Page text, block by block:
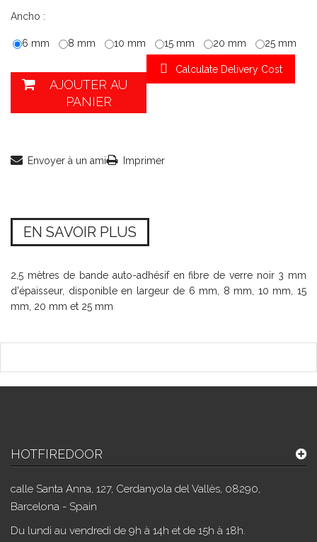
Ancho :
6 mm 8 mm 10 mm 15 mm 20 mm 25 mm
Calculate Delivery Cost
AJOUTER AU
PANIER
Envoyer à un ami Imprimer
EN SAVOIR PLUS
2,5 mètres de bande auto-adhésif en fibre de verre noir 3 mm
d'épaisseur, disponible en largeur de 6 mm, 8 mm, 10 mm, 15
mm, 20 mm et 25 mm
HOTFIREDOOR
calle Santa Anna, 127, Cerdanyola del Vallès, 08290,
Barcelona - Spain
Du lundi au vendredi de 9h à 14h et de 15h à 18h.